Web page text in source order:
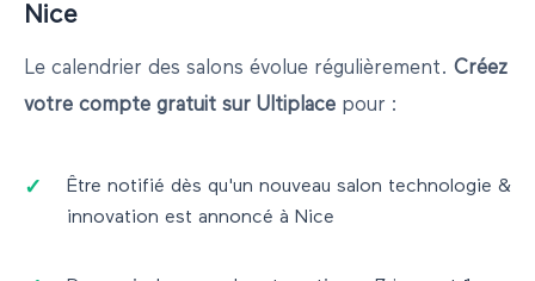
Nice
Le calendrier des salons évolue régulièrement. Créez
votre compte gratuit sur Ultiplace pour :
Être notifié dès qu'un nouveau salon technologie &
innovation est annoncé à Nice